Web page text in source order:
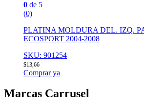
0 de 5
(0)
PLATINA MOLDURA DEL. IZQ.
ECOSPORT 2004-2008
SKU: 901254
$13,66
Comprar ya
Marcas Carrusel